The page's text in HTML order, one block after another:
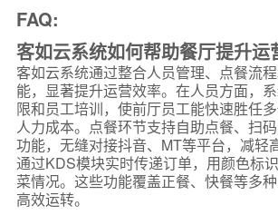
FAQ:
客如云系统如何帮助餐厅提升运
客如云系统通过整合人员管理、点餐流
能，显著提升运营效率。在人员方面，
限和员工培训，使前厅员工能快速胜任
人力成本。点餐环节支持自助点餐、扫
功能，无缝对接抖音、MT等平台，减轻
通过KDS模块实时传递订单，用颜色标
菜情况。这些功能覆盖正餐、快餐等多
高效运转。